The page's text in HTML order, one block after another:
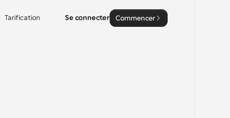
Tarification Se connecter Commencer